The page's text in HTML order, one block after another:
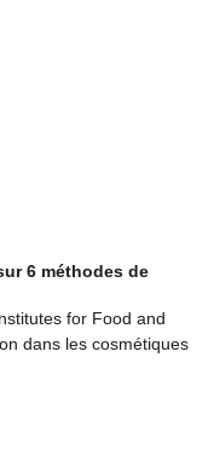
6 méthodes de
for Food and
dans les cosmétiques